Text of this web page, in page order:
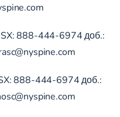
888-444-6974доб.:
888-444-6974доб.: